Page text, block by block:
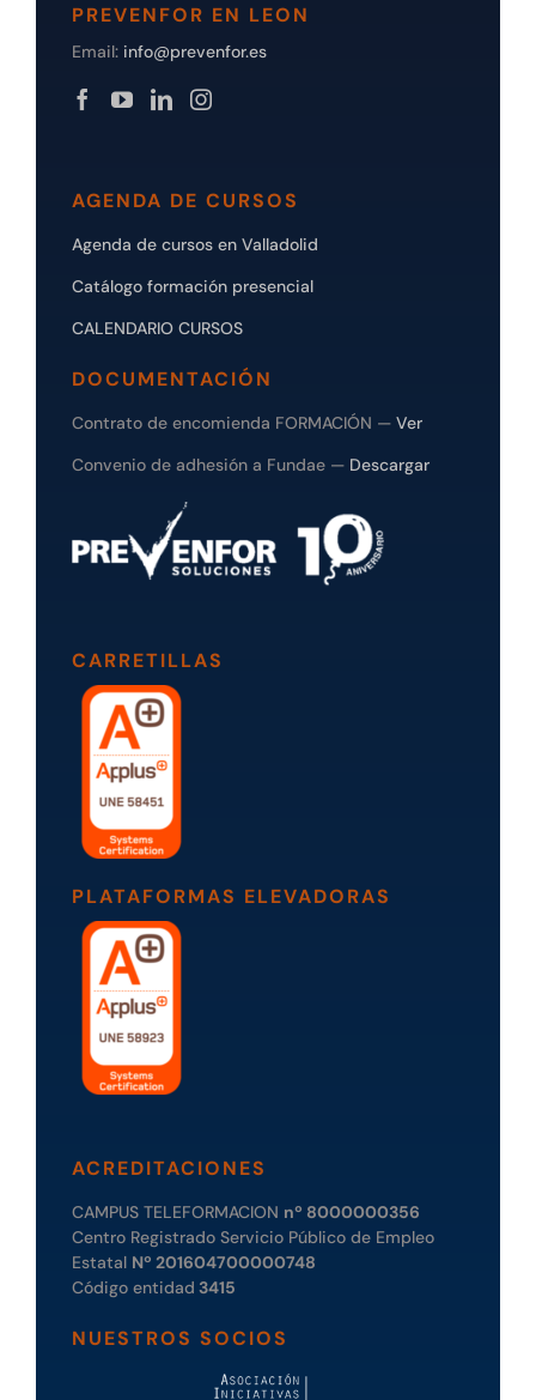
PREVENFOR EN LEON
Email: info@prevenfor.es
AGENDA DE CURSOS
Agenda de cursos en Valladolid
Catálogo formación presencial
CALENDARIO CURSOS
DOCUMENTACIÓN
Contrato de encomienda FORMACIÓN — Ver
Convenio de adhesión a Fundae — Descargar
CARRETILLAS
PLATAFORMAS ELEVADORAS
ACREDITACIONES
CAMPUS TELEFORMACION nº 8000000356
Centro Registrado Servicio Público de Empleo
Estatal Nº 201604700000748
Código entidad 3415
NUESTROS SOCIOS